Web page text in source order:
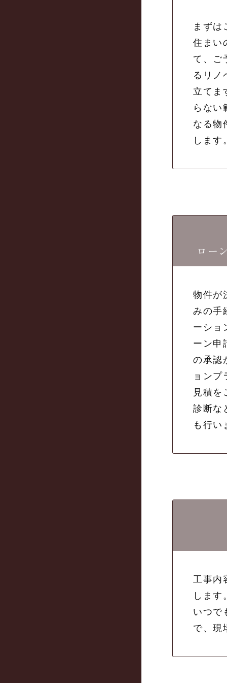
まずは
住まい
て、ご
るリノ
立てま
らない
なる物
します
ロー
物件が
みの手
ーショ
ーン申
の承認
ョンプ
見積を
診断な
も行い
工事内
します
いつで
で、現